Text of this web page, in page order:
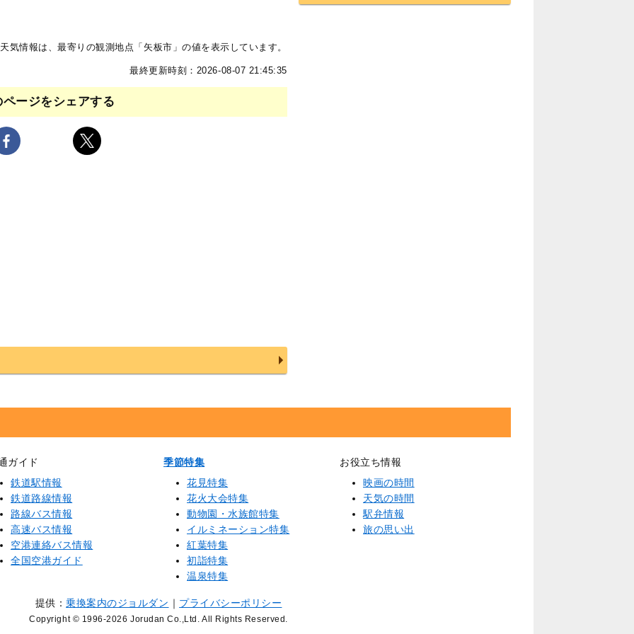
気情報は、最寄りの観測地点「矢板市」の値を表示しています。
最終更新時刻：2026-08-07 21:45:35
ページをシェアする
ガイド
鉄道駅情報
鉄道路線情報
路線バス情報
高速バス情報
空港連絡バス情報
全国空港ガイド
季節特集
花見特集
花火大会特集
動物園・水族館特集
イルミネーション特集
紅葉特集
初詣特集
温泉特集
お役立ち情報
映画の時間
天気の時間
駅弁情報
旅の思い出
提供：乗換案内のジョルダン ｜ プライバシーポリシー
Copyright © 1996-2026 Jorudan Co.,Ltd. All Rights Reserved.